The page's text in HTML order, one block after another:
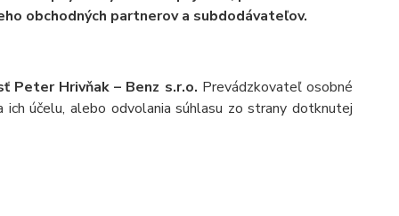
obchodných partnerov a subdodávateľov.
Peter Hrivňak – Benz s.r.o. Prevádzkovateľ osobné
účelu, alebo odvolania súhlasu zo strany dotknutej